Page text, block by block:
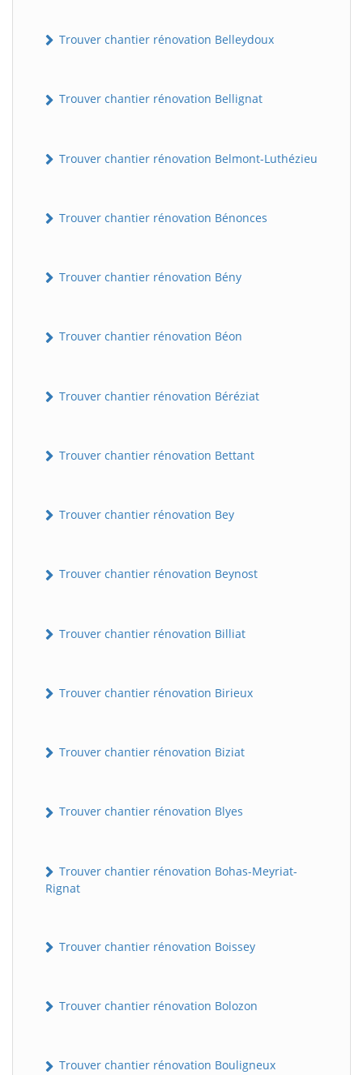
Trouver chantier rénovation Belleydoux
Trouver chantier rénovation Bellignat
Trouver chantier rénovation Belmont-Luthézieu
Trouver chantier rénovation Bénonces
Trouver chantier rénovation Bény
Trouver chantier rénovation Béon
Trouver chantier rénovation Béréziat
Trouver chantier rénovation Bettant
Trouver chantier rénovation Bey
Trouver chantier rénovation Beynost
Trouver chantier rénovation Billiat
Trouver chantier rénovation Birieux
Trouver chantier rénovation Biziat
Trouver chantier rénovation Blyes
Trouver chantier rénovation Bohas-Meyriat-
Rignat
Trouver chantier rénovation Boissey
Trouver chantier rénovation Bolozon
Trouver chantier rénovation Bouligneux